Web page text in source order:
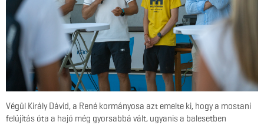
Végül Király Dávid, a René kormányosa azt emelte ki, hogy a mostani
felújítás óta a hajó még gyorsabbá vált, ugyanis a balesetben